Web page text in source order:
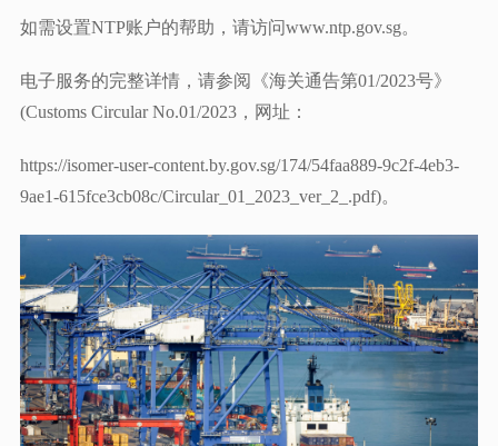
如需设置NTP账户的帮助，请访问www.ntp.gov.sg。
电子服务的完整详情，请参阅《海关通告第01/2023号》
(Customs Circular No.01/2023，网址：
https://isomer-user-content.by.gov.sg/174/54faa889-9c2f-4eb3-
9ae1-615fce3cb08c/Circular_01_2023_ver_2_.pdf)。